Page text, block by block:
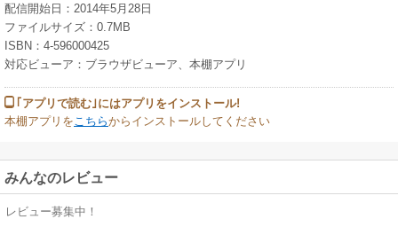
配信開始日：2014年5月28日
ファイルサイズ：0.7MB
ISBN：4-596000425
対応ビューア：ブラウザビューア、本棚アプリ
｢アプリで読む｣にはアプリをインストール!
本棚アプリを こちらからインストールしてください
みんなのレビュー
レビュー募集中！